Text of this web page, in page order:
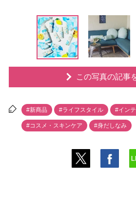
この写真の記事
#新商品 #ライフスタイル #イン
#コスメ・スキンケア #身だしなみ